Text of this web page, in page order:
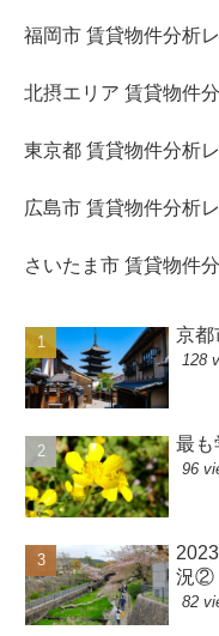
福岡市 賃貸物件分析
北摂エリア 賃貸物件
東京都 賃貸物件分析
広島市 賃貸物件分析
さいたま市 賃貸物件
京都
128
最も
96
況②
82